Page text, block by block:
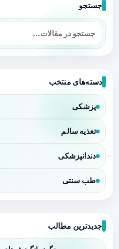
جستجو
دسته‌های منتخب
پزشکی
تغذیه سالم
دندانپزشکی
طب سنتی
جدیدترین مطالب